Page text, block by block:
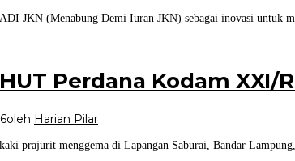
JKN (Menabung Demi Iuran JKN) sebagai inovasi untuk
Perdana Kodam XXI/
oleh Harian Pilar
prajurit menggema di Lapangan Saburai, Bandar